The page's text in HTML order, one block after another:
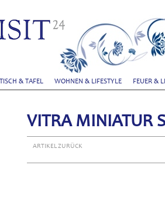
TISCH & TAFEL WOHNEN & LIFESTYLE FEUER &
VITRA MINIATUR
ARTIKEL ZURÜCK